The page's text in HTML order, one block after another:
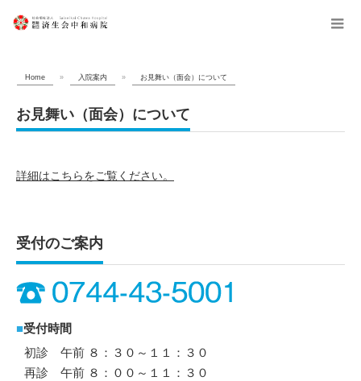
menu
Home » 入院案内 » お見舞い（面会）について
お見舞い（面会）について
詳細はこちらをご覧ください。
受付のご案内
■受付時間
初診 午前 ８：３０～１１：３０
再診 午前 ８：００～１１：３０